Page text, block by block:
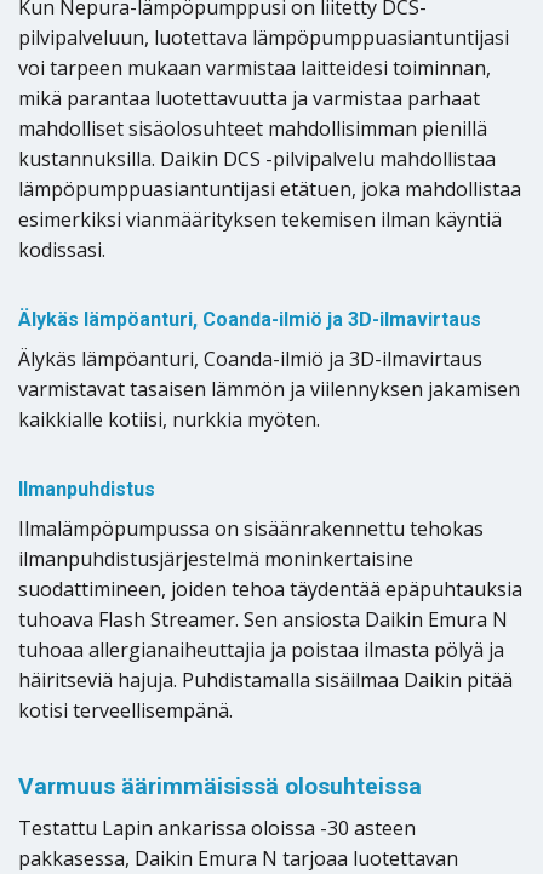
Kun Nepura-lämpöpumppusi on liitetty DCS-
pilvipalveluun, luotettava lämpöpumppuasiantuntijasi
voi tarpeen mukaan varmistaa laitteidesi toiminnan,
mikä parantaa luotettavuutta ja varmistaa parhaat
mahdolliset sisäolosuhteet mahdollisimman pienillä
kustannuksilla. Daikin DCS -pilvipalvelu mahdollistaa
lämpöpumppuasiantuntijasi etätuen, joka mahdollistaa
esimerkiksi vianmäärityksen tekemisen ilman käyntiä
kodissasi.
Älykäs lämpöanturi, Coanda-ilmiö ja 3D-ilmavirtaus
Älykäs lämpöanturi, Coanda-ilmiö ja 3D-ilmavirtaus
varmistavat tasaisen lämmön ja viilennyksen jakamisen
kaikkialle kotiisi, nurkkia myöten.
Ilmanpuhdistus
Ilmalämpöpumpussa on sisäänrakennettu tehokas
ilmanpuhdistusjärjestelmä moninkertaisine
suodattimineen, joiden tehoa täydentää epäpuhtauksia
tuhoava Flash Streamer. Sen ansiosta Daikin Emura N
tuhoaa allergianaiheuttajia ja poistaa ilmasta pölyä ja
häiritseviä hajuja. Puhdistamalla sisäilmaa Daikin pitää
kotisi terveellisempänä.
Varmuus äärimmäisissä olosuhteissa
Testattu Lapin ankarissa oloissa -30 asteen
pakkasessa, Daikin Emura N tarjoaa luotettavan